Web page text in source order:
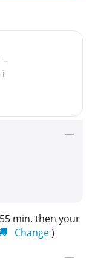
–
i
min. then your
Change)